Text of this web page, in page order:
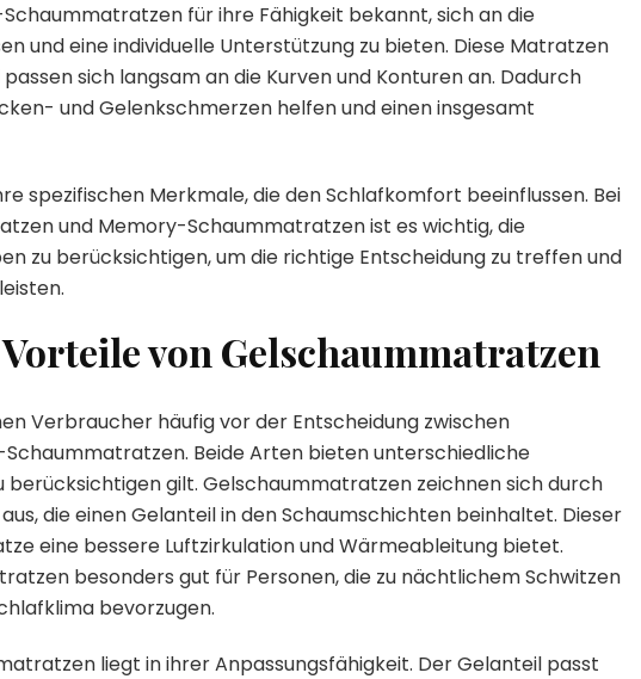
für ihre Fähigkeit bekannt, sich an die
und eine individuelle Unterstützung zu bieten. Diese Matratzen
sich langsam an die Kurven und Konturen an. Dadurch
und Gelenkschmerzen helfen und einen insgesamt
spezifischen Merkmale, die den Schlafkomfort beeinflussen. Bei
und Memory-Schaummatratzen ist es wichtig, die
zu berücksichtigen, um die richtige Entscheidung zu treffen und
von Gelschaummatratzen
Verbraucher häufig vor der Entscheidung zwischen
Beide Arten bieten unterschiedliche
berücksichtigen gilt. Gelschaummatratzen zeichnen sich durch
die einen Gelanteil in den Schaumschichten beinhaltet. Dieser
eine bessere Luftzirkulation und Wärmeableitung bietet.
besonders gut für Personen, die zu nächtlichem Schwitzen
bevorzugen.
liegt in ihrer Anpassungsfähigkeit. Der Gelanteil passt